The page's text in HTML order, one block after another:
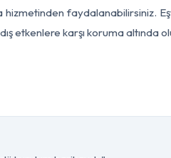
faydalanabilirsiniz.
etkenlere karşı koruma altında